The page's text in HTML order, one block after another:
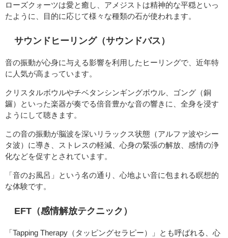
ローズクォーツは愛と癒し、アメジストは精神的な平穏といっ
たように、目的に応じて様々な種類の石が使われます。
サウンドヒーリング（サウンドバス）
音の振動が心身に与える影響を利用したヒーリングで、近年特
に人気が高まっています。
クリスタルボウルやチベタンシンギングボウル、ゴング（銅
鑼）といった楽器が奏でる倍音豊かな音の響きに、全身を浸す
ようにして聴きます。
この音の振動が脳波を深いリラックス状態（アルファ波やシー
タ波）に導き、ストレスの軽減、心身の緊張の解放、感情の浄
化などを促すとされています。
「音のお風呂」という名の通り、心地よい音に包まれる瞑想的
な体験です。
EFT（感情解放テクニック）
「Tapping Therapy（タッピングセラピー）」とも呼ばれる、心